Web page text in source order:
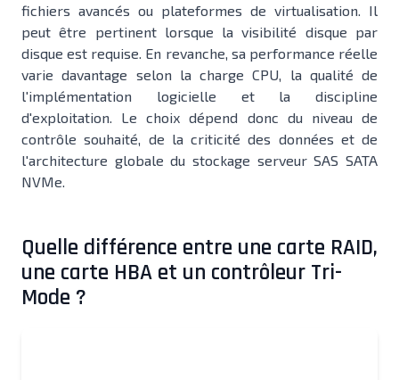
fichiers avancés ou plateformes de virtualisation. Il
peut être pertinent lorsque la visibilité disque par
disque est requise. En revanche, sa performance réelle
varie davantage selon la charge CPU, la qualité de
l'implémentation logicielle et la discipline
d'exploitation. Le choix dépend donc du niveau de
contrôle souhaité, de la criticité des données et de
l'architecture globale du stockage serveur SAS SATA
NVMe.
Quelle différence entre une carte RAID,
une carte HBA et un contrôleur Tri-
Mode ?